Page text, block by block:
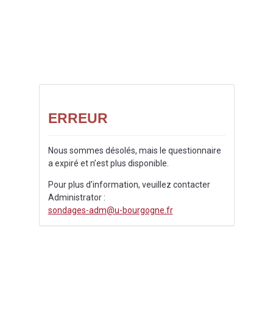
ERREUR
Nous sommes désolés, mais le questionnaire
a expiré et n’est plus disponible.
Pour plus d'information, veuillez contacter
Administrator :
sondages-adm@u-bourgogne.fr